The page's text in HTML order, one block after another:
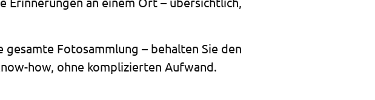
Fotosammlung – behalten Sie den
how, ohne komplizierten Aufwand.